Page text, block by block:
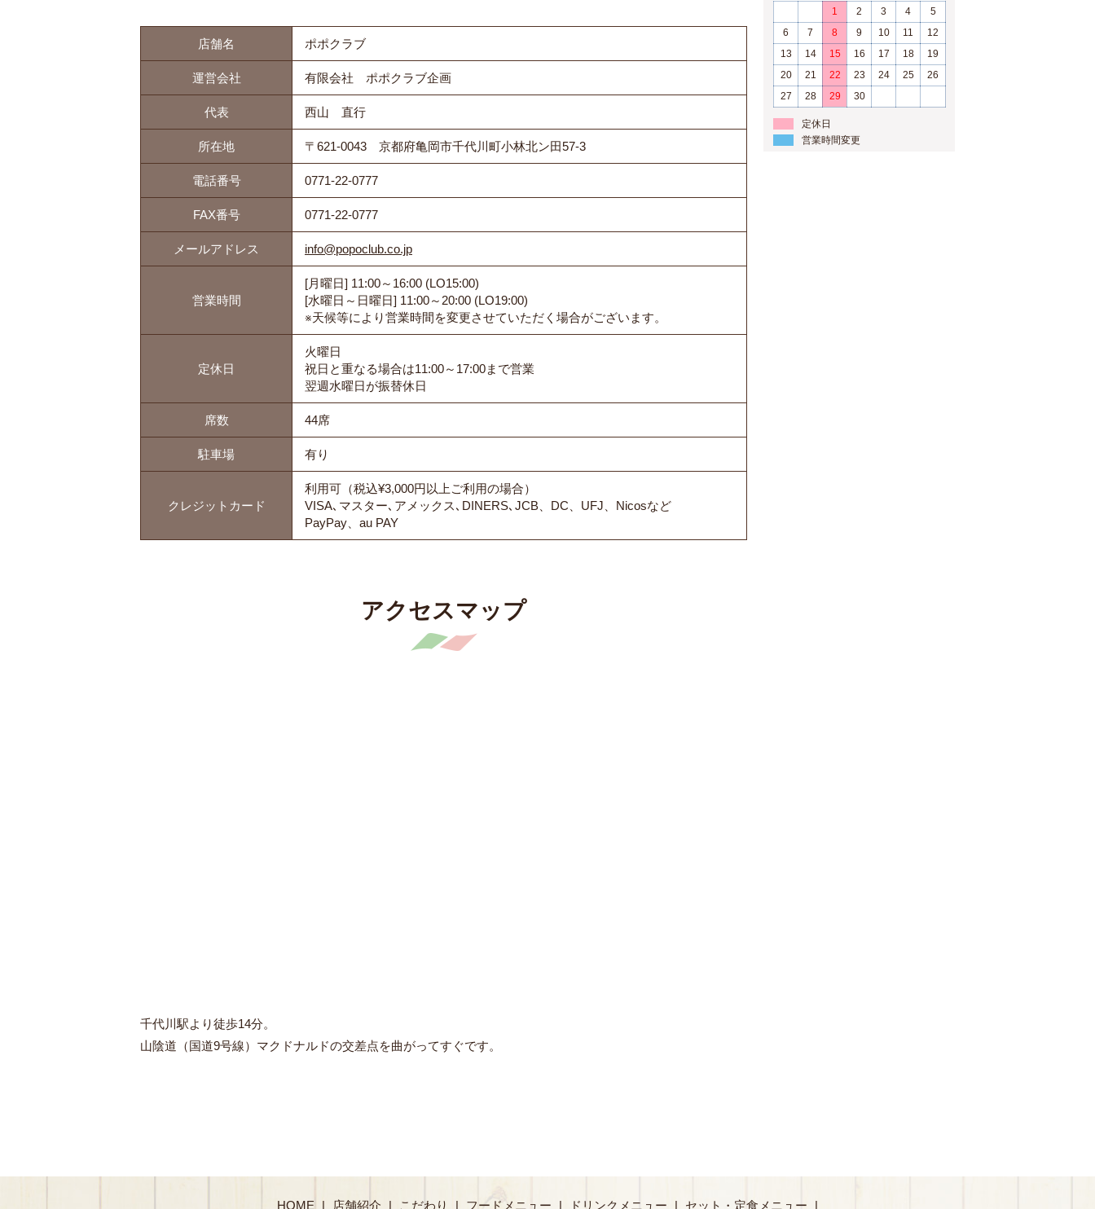
店舗名 ポポクラブ
運営会社 有限会社 ポポクラブ企画
代表 西山 直行
所在地 〒621-0043 京都府亀岡市千代川町小林北ン田57-3
電話番号 0771-22-0777
FAX番号 0771-22-0777
メールアドレス info@popoclub.co.jp
営業時間
[月曜日] 11:00～16:00 (LO15:00)
[水曜日～日曜日] 11:00～20:00 (LO19:00)
※天候等により営業時間を変更させていただく場合がございます。
定休日
火曜日
祝日と重なる場合は11:00～17:00まで営業
翌週水曜日が振替休日
席数 44席
駐車場 有り
クレジットカード
利用可（税込¥3,000円以上ご利用の場合）
VISA､マスター､アメックス､DINERS､JCB、DC、UFJ、Nicosなど
PayPay、au PAY
アクセスマップ
千代川駅より徒歩14分。
山陰道（国道9号線）マクドナルドの交差点を曲がってすぐです。
1
2 3 4
5
6
7 8 9 10 11
12
13
14 15 16 17 18
19
20
21 22 23 24 25
26
27
28 29 30
定休日
営業時間変更
HOME 店舗紹介 こだわり フードメニュー ドリンクメニュー セット・定食メニュー